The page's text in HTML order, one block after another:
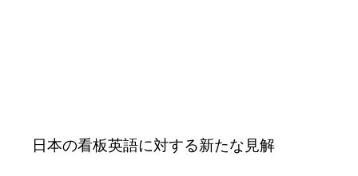
日本の看板英語に対する新たな見解